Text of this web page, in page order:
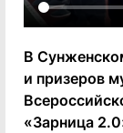
В
и призеров
«Зарница